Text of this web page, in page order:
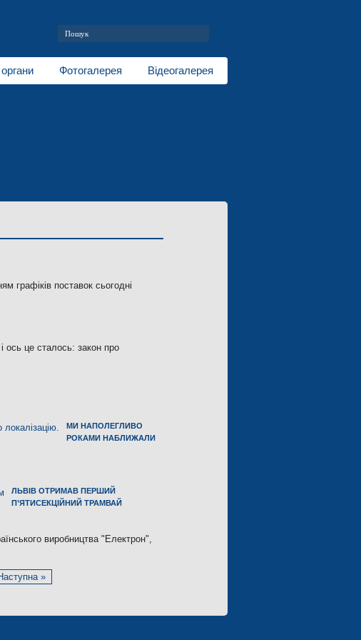
Фотогалерея
Відеогалерея
графіків поставок сьогодні
ось це сталось: закон про
МИ НАПОЛЕГЛИВО
РОКАМИ НАБЛИЖАЛИ
ЛЬВІВ ОТРИМАВ ПЕРШИЙ
П’ЯТИСЕКЦІЙНИЙ ТРАМВАЙ
виробництва "Електрон",
»